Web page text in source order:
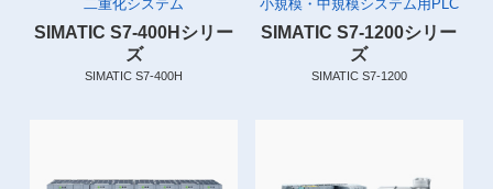
二重化システム
SIMATIC S7-400Hシリー
ズ
SIMATIC S7-400H
小規模・中規模システム用PLC
SIMATIC S7-1200シリー
ズ
SIMATIC S7-1200